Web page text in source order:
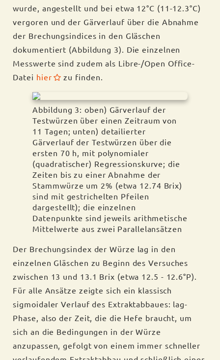
wurde, angestellt und bei etwa 12°C (11-12.3°C)
vergoren und der Gärverlauf über die Abnahme
der Brechungsindices in den Gläschen
dokumentiert (Abbildung 3). Die einzelnen
Messwerte sind zudem als Libre-/Open Office-
Datei hier zu finden.
Abbildung 3: oben) Gärverlauf der
Testwürzen über einen Zeitraum von
11 Tagen; unten) detailierter
Gärverlauf der Testwürzen über die
ersten 70 h, mit polynomialer
(quadratischer) Regressionskurve; die
Zeiten bis zu einer Abnahme der
Stammwürze um 2% (etwa 12.74 Brix)
sind mit gestrichelten Pfeilen
dargestellt); die einzelnen
Datenpunkte sind jeweils arithmetische
Mittelwerte aus zwei Parallelansätzen
Der Brechungsindex der Würze lag in den
einzelnen Gläschen zu Beginn des Versuches
zwischen 13 und 13.1 Brix (etwa 12.5 - 12.6°P).
Für alle Ansätze zeigte sich ein klassisch
sigmoidaler Verlauf des Extraktabbaues: lag-
Phase, also der Zeit, die die Hefe braucht, um
sich an die Bedingungen in der Würze
anzupassen, gefolgt von einem immer schneller